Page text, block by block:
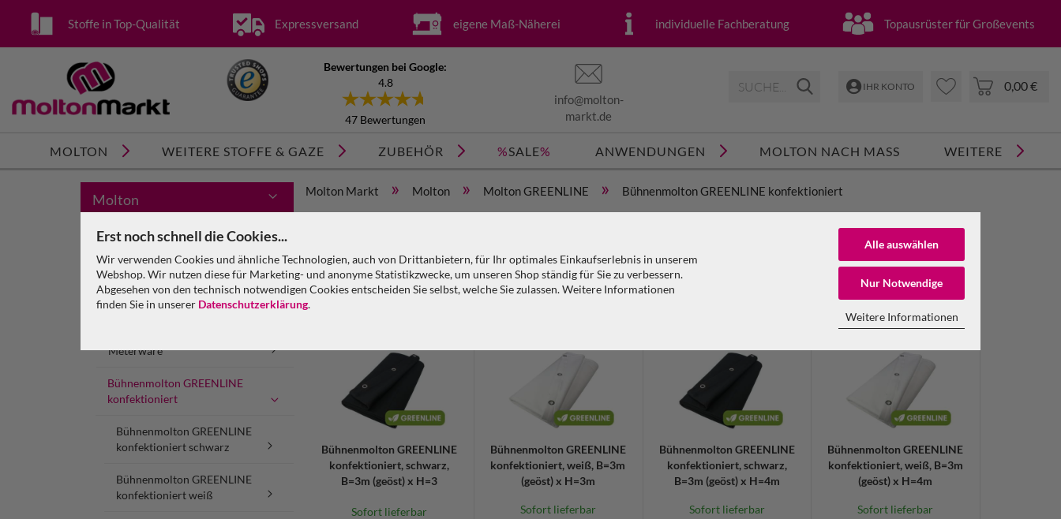
Erst noch schnell die Cookies...
Wir verwenden Cookies und ähnliche Technologien, auch von Drittanbietern, für Ihr optimales Einkaufserlebnis in unserem
Webshop. Wir nutzen diese für Marketing- und anonyme Statistikzwecke, um unseren Shop ständig für Sie zu verbessern.
Abgesehen von den technisch notwendigen Cookies entscheiden Sie selbst, welche Sie zulassen. Weitere Informationen
finden Sie in unserer Datenschutzerklärung.
Alle auswählen
Nur Notwendige
Weitere Informationen
Stoffe in Top-Qualität Expressversand eigene Maß-Näherei individuelle Fachberatung Topausrüster für Großevents
Bewertungen bei Google:
4.8
47 Bewertungen
info@molton-
markt.de
0,00 €
IHR KONTO
MOLTON WEITERE STOFFE & GAZE ZUBEHÖR %SALE% ANWENDUNGEN MOLTON NACH MASS WEITERE
Molton Markt » Molton » Molton GREENLINE » Bühnenmolton GREENLINE konfektioniert
Farbe Stoffart Ausführung Flächengewicht Breite
Länge / Höhe Stoffbeschaffenheit Material
Bühnenmolton GREENLINE
konfektioniert, schwarz,
B=3m (geöst) x H=3
Sofort lieferbar
Bühnenmolton GREENLINE
konfektioniert, weiß, B=3m
(geöst) x H=3m
Sofort lieferbar
Bühnenmolton GREENLINE
konfektioniert, schwarz,
B=3m (geöst) x H=4m
Sofort lieferbar
Bühnenmolton GREENLINE
konfektioniert, weiß, B=3m
(geöst) x H=4m
Sofort lieferbar
Molton
Bühnenmolton
Dekomolton
Molton GREENLINE
Meterware
Bühnenmolton GREENLINE
konfektioniert
Bühnenmolton GREENLINE
konfektioniert schwarz
Bühnenmolton GREENLINE
konfektioniert weiß